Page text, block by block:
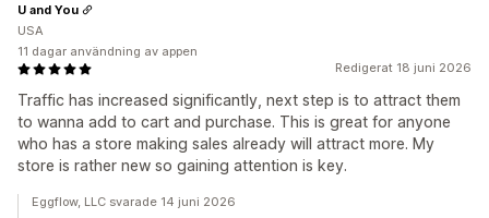
Redigerat 18 juni 2026
Traffic has increased significantly, next step is to attract them
to wanna add to cart and purchase. This is great for anyone
who has a store making sales already will attract more. My
store is rather new so gaining attention is key.
U and You
USA
11 dagar användning av appen
Eggflow, LLC svarade 14 juni 2026